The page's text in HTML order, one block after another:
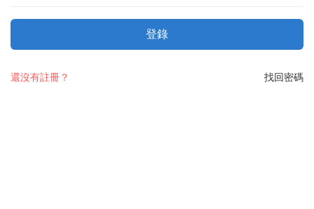
登錄
找回密碼
還沒有註冊？